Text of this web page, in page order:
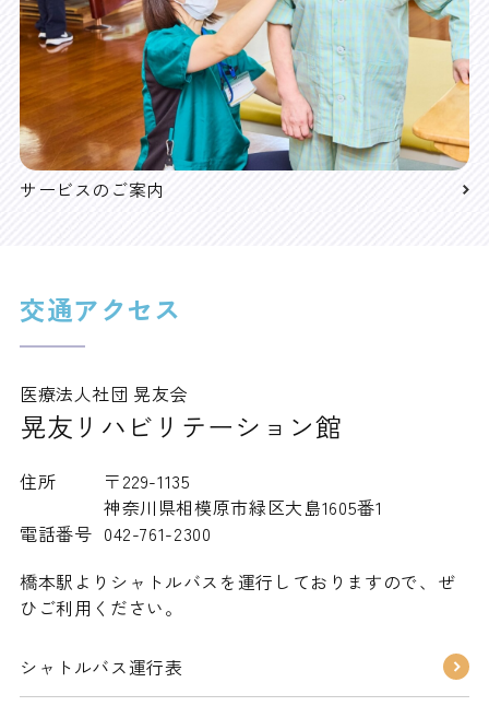
サービスのご案内
交通アクセス
医療法人社団 晃友会
晃友リハビリテーション館
住所
〒229-1135
神奈川県相模原市緑区大島1605番1
電話番号 042-761-2300
橋本駅よりシャトルバスを運行しておりますので、ぜ
ひご利用ください。
シャトルバス運行表